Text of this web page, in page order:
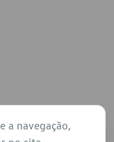
a navegação,